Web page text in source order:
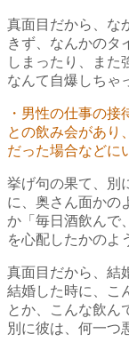
真面目だから、な
きず、なんかのタ
しまったり、また
なんて自爆しちゃ
・男性の仕事の接
との飲み会があり
だった場合などに
挙げ句の果て、
別
に、 奥さん面かの
か「毎日酒飲んで
を心配したかのよ
真面目だから、結
結婚した時に、こ
とか、こんな飲
別に彼は、何一つ